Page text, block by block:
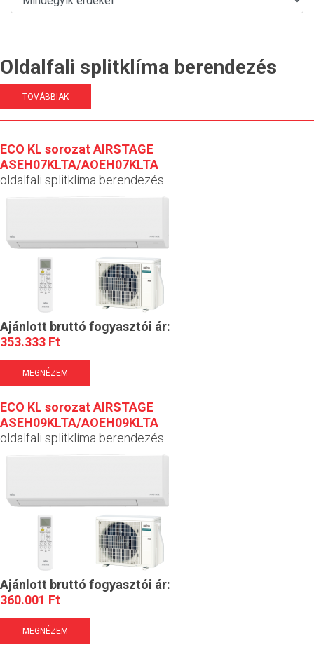
Oldalfali splitklíma berendezés
TOVÁBBIAK
ECO KL sorozat AIRSTAGE
ASEH07KLTA/AOEH07KLTA
oldalfali splitklíma berendezés
Ajánlott bruttó fogyasztói ár:
353.333 Ft
MEGNÉZEM
ECO KL sorozat AIRSTAGE
ASEH09KLTA/AOEH09KLTA
oldalfali splitklíma berendezés
Ajánlott bruttó fogyasztói ár:
360.001 Ft
MEGNÉZEM